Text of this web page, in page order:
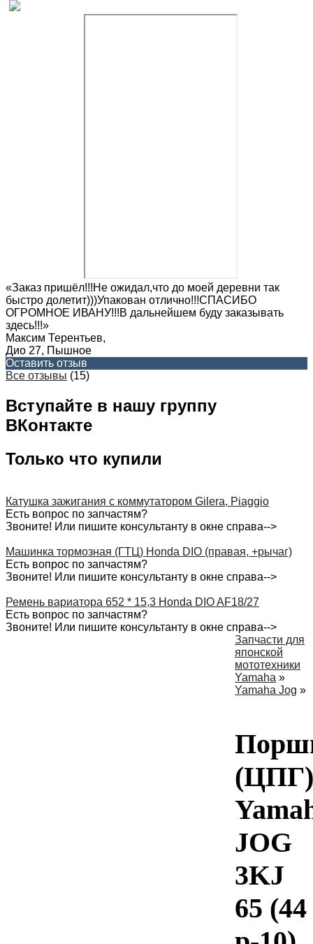
«Заказ пришёл!!!Не ожидал,что до моей деревни так
быстро долетит)))Упакован отлично!!!СПАСИБО
ОГРОМНОЕ ИВАНУ!!!В дальнейшем буду заказывать
здесь!!!»
Максим Терентьев,
Дио 27, Пышное
Оставить отзыв
Все отзывы (15)
Вступайте в нашу группу
ВКонтакте
Только что купили
Катушка зажигания с коммутатором Gilera, Piaggio
Есть вопрос по запчастям?
Звоните! Или пишите консультанту в окне справа-->
Машинка тормозная (ГТЦ) Honda DIO (правая, +рычаг)
Есть вопрос по запчастям?
Звоните! Или пишите консультанту в окне справа-->
Ремень вариатора 652 * 15,3 Honda DIO AF18/27
Есть вопрос по запчастям?
Звоните! Или пишите консультанту в окне справа-->
Запчасти для
японской
мототехники
Yamaha »
Yamaha Jog »
(ЦПГ)
JOG
3KJ
65 (44